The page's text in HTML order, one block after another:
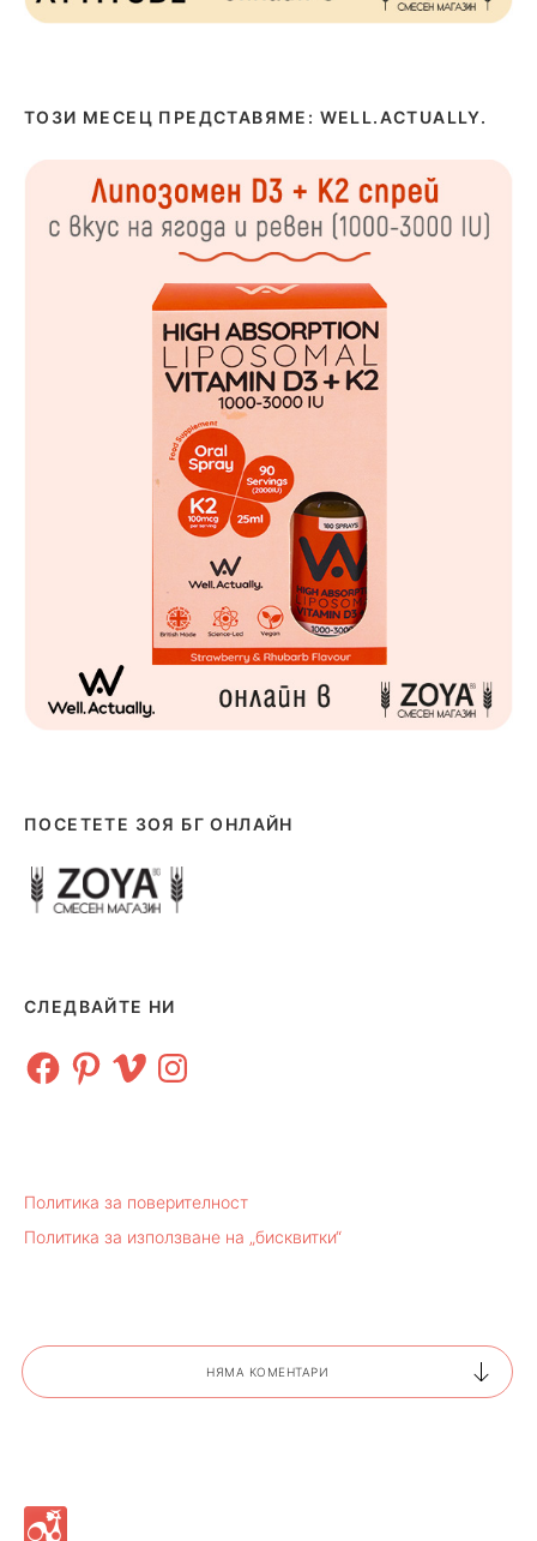
ТОЗИ МЕСЕЦ ПРЕДСТАВЯМЕ: WELL.ACTUALLY.
ПОСЕТЕТЕ ЗОЯ БГ ОНЛАЙН
СЛЕДВАЙТЕ НИ
FacebookPinterest
Vimeo Instagram
Политика за поверителност
Политика за използване на „бисквитки“
НЯМА КОМЕНТАРИ